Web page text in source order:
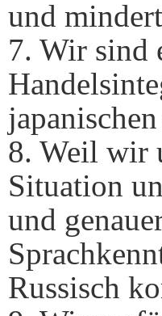
und
7. Wir sind
8. Weil wir
Situation
und
Russisch